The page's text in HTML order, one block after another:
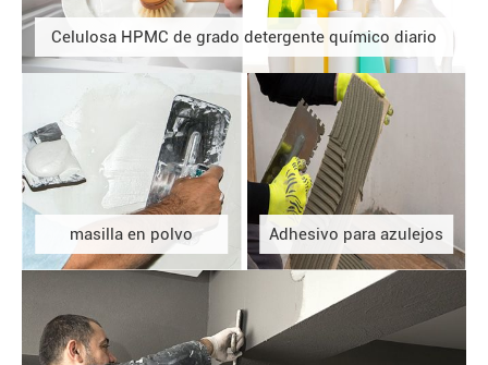
Celulosa HPMC de grado detergente químico diario
masilla en polvo Adhesivo para azulejos